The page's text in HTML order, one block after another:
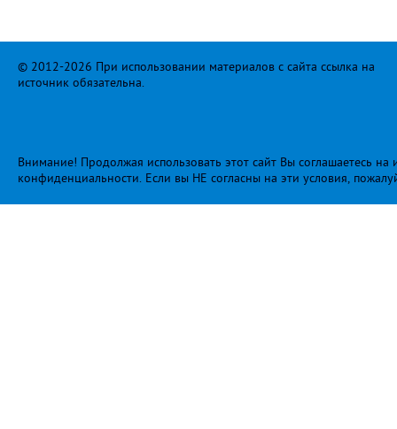
© 2012-2026 При использовании материалов с сайта ссылка на
источник обязательна.
Внимание! Продолжая использовать этот сайт Вы соглашаетесь
конфиденциальности. Если вы НЕ согласны на эти условия,